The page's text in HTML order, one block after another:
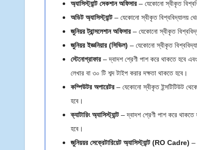
অ্যাসিস্ট্যান্ট সেকশান অফিসার – যেকোনো স্বীকৃত
অডিট অ্যাসিস্ট্যান্ট– যেকোনো স্বীকৃত বিশ্ববিদ্যালয়
জুনিয়র ট্রান্সলেশান অফিসার– যেকোনো স্বীকৃত
জুনিয়র ইজ্ঞনিয়ার (সিভিল) –যেকোনো স্বীকৃত
স্টেনোগ্রাফার – দ্বাদশ শ্রেণী পাশ করে থাকতে হবে এবং
লেখার বা ৩০ টি শব্দ টাইপ করার দক্ষতা থাকতে হবে।
কম্পিউটর অপারেটর – যেকোনো স্বীকৃত ইন্সটিটিউট
হবে।
ক্যাটারিং অ্যাসিস্ট্যান্ট– দ্বাদশ শ্রেণী পাশ করে থাকতে
হবে।
জুনিয়য়র সেক্রেটারিয়েট অ্যাসিস্ট্যান্ট (RO Cadre) –